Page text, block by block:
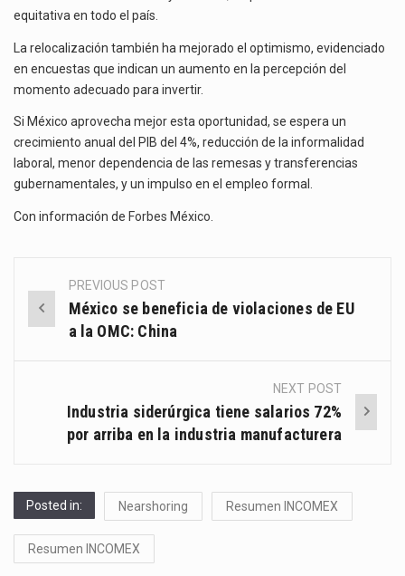
equitativa en todo el país.
La relocalización también ha mejorado el optimismo, evidenciado
en encuestas que indican un aumento en la percepción del
momento adecuado para invertir.
Si México aprovecha mejor esta oportunidad, se espera un
crecimiento anual del PIB del 4%, reducción de la informalidad
laboral, menor dependencia de las remesas y transferencias
gubernamentales, y un impulso en el empleo formal.
Con información de Forbes México
Post
navigation
PREVIOUS POST
México se beneficia de violaciones de EU
a la OMC: China
NEXT POST
Industria siderúrgica tiene salarios 72%
por arriba en la industria manufacturera
Posted in: Nearshoring Resumen INCOMEX
Resumen INCOMEX